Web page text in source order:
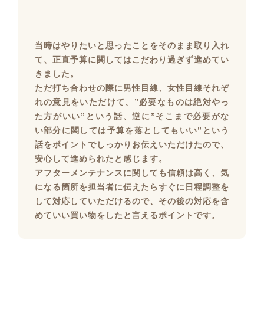
当時はやりたいと思ったことをそのまま取り入れ
て、正直予算に関してはこだわり過ぎず進めてい
きました。
ただ打ち合わせの際に男性目線、女性目線それぞ
れの意見をいただけて、”必要なものは絶対やっ
た方がいい”という話、逆に”そこまで必要がな
い部分に関しては予算を落としてもいい”という
話をポイントでしっかりお伝えいただけたので、
安心して進められたと感じます。
アフターメンテナンスに関しても信頼は高く、気
になる箇所を担当者に伝えたらすぐに日程調整を
して対応していただけるので、その後の対応を含
めていい買い物をしたと言えるポイントです。